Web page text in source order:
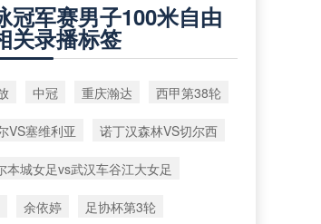
冠军赛男子100米自由
关录播标签
中冠 重庆瀚达 西甲第38轮
VS塞维利亚 诺丁汉森林VS切尔西
本城女足vs武汉车谷江大女足
余依婷 足协杯第3轮